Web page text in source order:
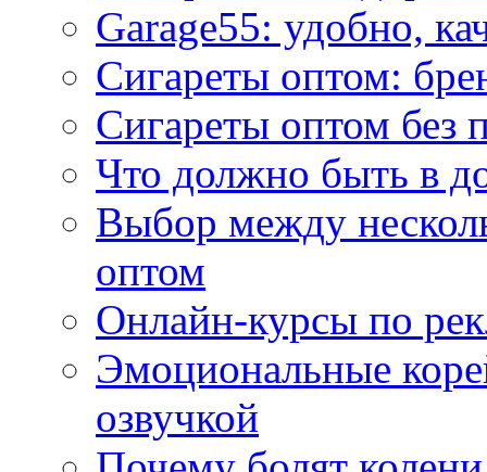
Garage55: удобно,
Сигареты оптом:
Сигареты оптом без
Что должно быть в
Выбор между
оптом
Онлайн-курсы по
Эмоциональные
озвучкой